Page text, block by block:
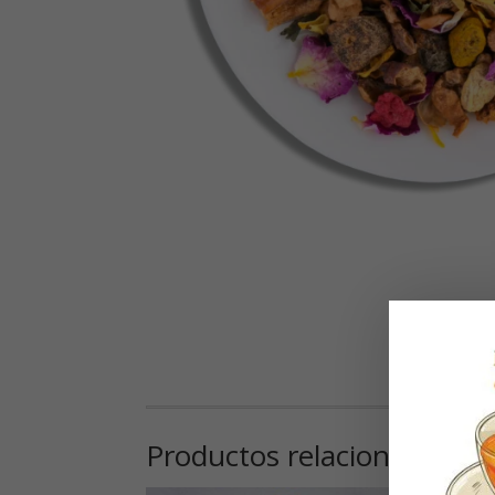
Productos relacionados